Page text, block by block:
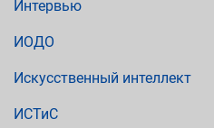
Интервью
ИОДО
Искусственный интеллект
ИСТиС